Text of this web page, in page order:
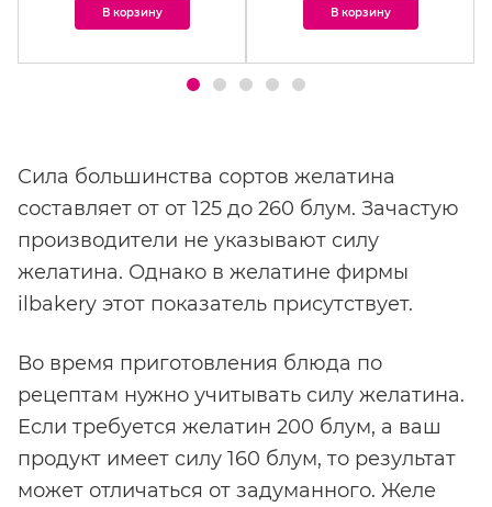
В корзину В корзину
Сила большинства сортов желатина
составляет от от 125 до 260 блум. Зачастую
производители не указывают силу
желатина. Однако в желатине фирмы
ilbakery этот показатель присутствует.
Во время приготовления блюда по
рецептам нужно учитывать силу желатина.
Если требуется желатин 200 блум, а ваш
продукт имеет силу 160 блум, то результат
может отличаться от задуманного. Желе